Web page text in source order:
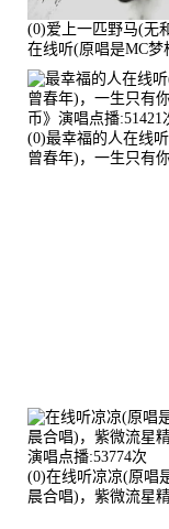
(0)爱上一匹野马(无
在线听(原唱是MC梦
鑫Asce演唱点播
(0)最幸福的人在线
曾春年)，一生只有
(0)在线听凉凉(原唱
晨合唱)，紫微流星